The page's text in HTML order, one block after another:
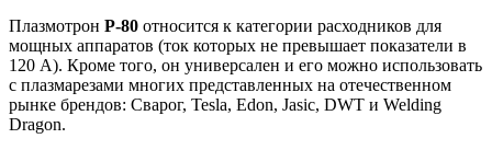
Плазмотрон Р-80 относится к категории расходников для
мощных аппаратов (ток которых не превышает показатели в
120 А). Кроме того, он универсален и его можно использовать
с плазмарезами многих представленных на отечественном
рынке брендов: Сварог, Tesla, Edon, Jasic, DWT и Welding
Dragon.